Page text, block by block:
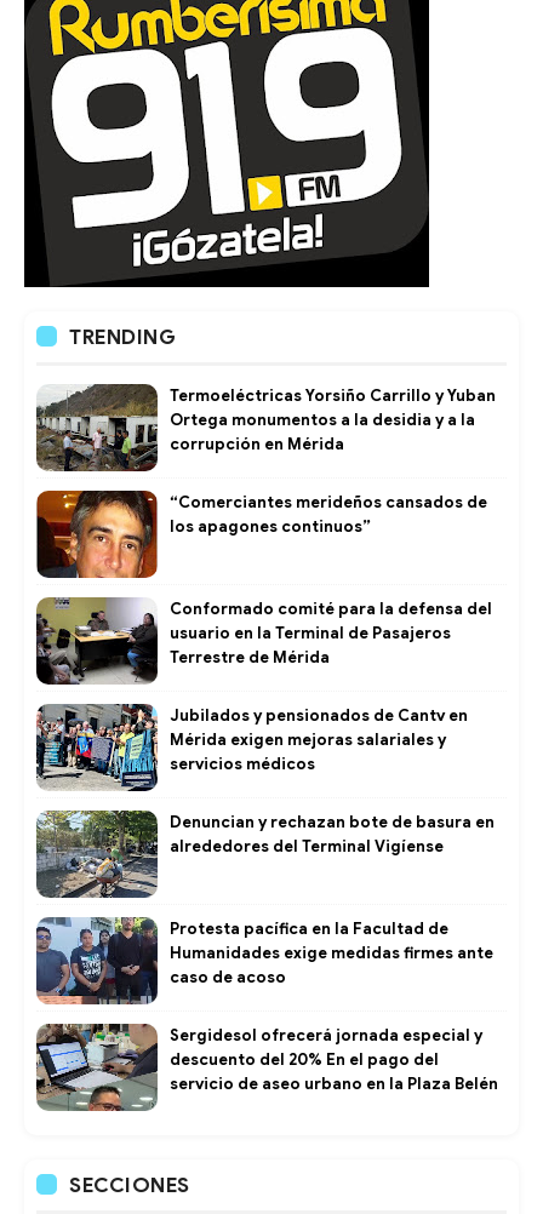
TRENDING
Termoeléctricas Yorsiño Carrillo y Yuban
Ortega monumentos a la desidia y a la
corrupción en Mérida
“Comerciantes merideños cansados de
los apagones continuos”
Conformado comité para la defensa del
usuario en la Terminal de Pasajeros
Terrestre de Mérida
Jubilados y pensionados de Cantv en
Mérida exigen mejoras salariales y
servicios médicos
Denuncian y rechazan bote de basura en
alrededores del Terminal Vigíense
Protesta pacífica en la Facultad de
Humanidades exige medidas firmes ante
caso de acoso
Sergidesol ofrecerá jornada especial y
descuento del 20% En el pago del
servicio de aseo urbano en la Plaza Belén
SECCIONES